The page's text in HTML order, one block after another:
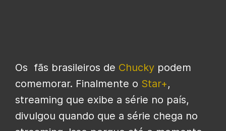
Os fãs brasileiros de Chucky podem
comemorar. Finalmente o Star+,
streaming que exibe a série no país,
divulgou quando que a série chega no